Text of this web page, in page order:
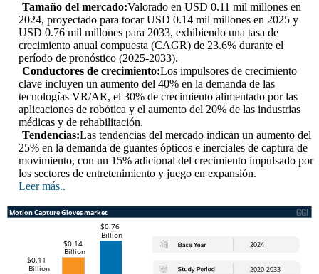
Tamaño del mercado:Valorado en USD 0.11 mil millones en
2024, proyectado para tocar USD 0.14 mil millones en 2025 y
USD 0.76 mil millones para 2033, exhibiendo una tasa de
crecimiento anual compuesta (CAGR) de 23.6% durante el
período de pronóstico (2025-2033).
Conductores de crecimiento:Los impulsores de crecimiento
clave incluyen un aumento del 40% en la demanda de las
tecnologías VR/AR, el 30% de crecimiento alimentado por las
aplicaciones de robótica y el aumento del 20% de las industrias
médicas y de rehabilitación.
Tendencias:Las tendencias del mercado indican un aumento del
25% en la demanda de guantes ópticos e inerciales de captura de
movimiento, con un 15% adicional del crecimiento impulsado por
los sectores de entretenimiento y juego en expansión.
Leer más..